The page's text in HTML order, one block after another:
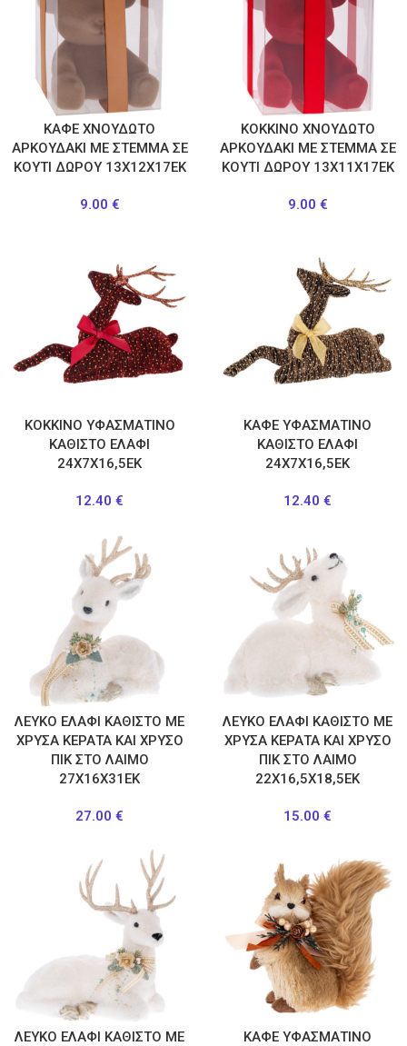
ΚΑΦΕ ΧΝΟΥΔΩΤΟ
ΑΡΚΟΥΔΑΚΙ ΜΕ ΣΤΕΜΜΑ ΣΕ
ΚΟΥΤΙ ΔΩΡΟΥ 13Χ12Χ17ΕΚ
9.00 €
ΚΟΚΚΙΝΟ ΧΝΟΥΔΩΤΟ
ΑΡΚΟΥΔΑΚΙ ΜΕ ΣΤΕΜΜΑ ΣΕ
ΚΟΥΤΙ ΔΩΡΟΥ 13Χ11Χ17ΕΚ
9.00 €
ΚΟΚΚΙΝΟ ΥΦΑΣΜΑΤΙΝΟ
ΚΑΘΙΣΤΟ ΕΛΑΦΙ
24Χ7Χ16,5ΕΚ
12.40 €
ΚΑΦΕ ΥΦΑΣΜΑΤΙΝΟ
ΚΑΘΙΣΤΟ ΕΛΑΦΙ
24Χ7Χ16,5ΕΚ
12.40 €
ΛΕΥΚΟ ΕΛΑΦΙ ΚΑΘΙΣΤΟ ΜΕ
ΧΡΥΣΑ ΚΕΡΑΤΑ KAI ΧΡΥΣΟ
ΠΙΚ ΣΤΟ ΛΑΙΜΟ
27Χ16Χ31ΕΚ
27.00 €
ΛΕΥΚΟ ΕΛΑΦΙ ΚΑΘΙΣΤΟ ΜΕ
ΧΡΥΣΑ ΚΕΡΑΤΑ KAI ΧΡΥΣΟ
ΠΙΚ ΣΤΟ ΛΑΙΜΟ
22X16,5X18,5ΕΚ
15.00 €
ΛΕΥΚΟ ΕΛΑΦΙ ΚΑΘΙΣΤΟ ΜΕ
ΚΑΦΕ ΥΦΑΣΜΑΤΙΝΟ